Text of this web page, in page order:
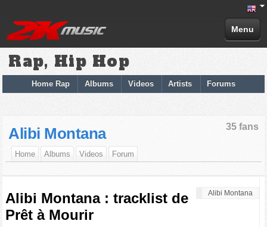
Menu
Rap, Hip Hop
Home Rap Albums Videos Artists Forums
35 fans
Alibi Montana
Home Albums Videos Forum
Alibi Montana
Alibi Montana : tracklist de
Prêt à Mourir